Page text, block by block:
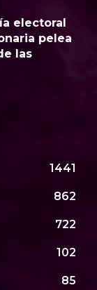
electoral
pelea
las
1441
862
722
102
85